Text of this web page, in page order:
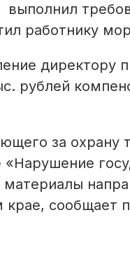
выполнил
работнику
директору
рублей
за охрану
сообщает